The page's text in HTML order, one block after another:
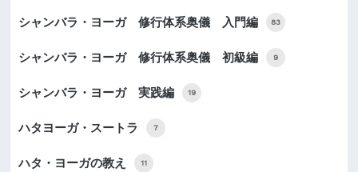
シャンバラ・ヨーガ 修行体系奥儀 入門編 83
シャンバラ・ヨーガ 修行体系奥儀 初級編 9
シャンバラ・ヨーガ 実践編 19
ハタヨーガ・スートラ 7
ハタ・ヨーガの教え 11